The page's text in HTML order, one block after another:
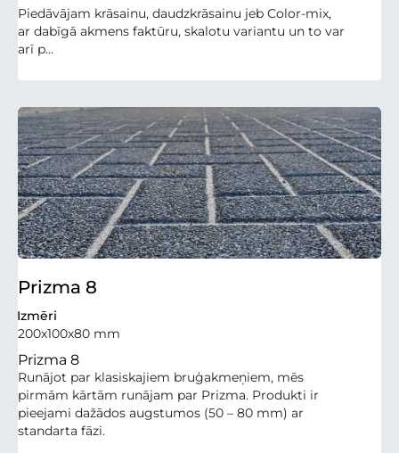
Piedāvājam krāsainu, daudzkrāsainu jeb Color-mix,
ar dabīgā akmens faktūru, skalotu variantu un to var
arī p...
Prizma 8
Izmēri
200x100x80 mm
Prizma 8
Runājot par klasiskajiem bruģakmeņiem, mēs
pirmām kārtām runājam par Prizma. Produkti ir
pieejami dažādos augstumos (50 – 80 mm) ar
standarta fāzi.